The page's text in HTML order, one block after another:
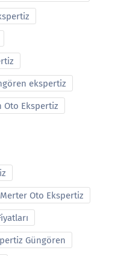
ekspertiz
Oto Ekspertiz
Merter Oto Ekspertiz
Güngören